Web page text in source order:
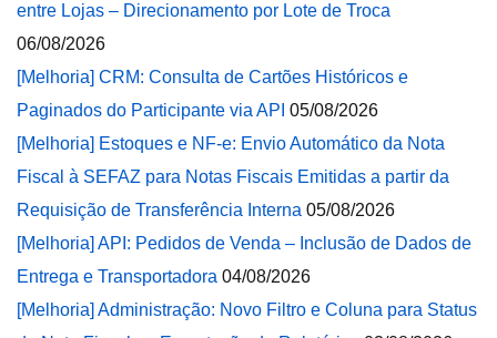
entre Lojas – Direcionamento por Lote de Troca
06/08/2026
[Melhoria] CRM: Consulta de Cartões Históricos e
Paginados do Participante via API 05/08/2026
[Melhoria] Estoques e NF-e: Envio Automático da Nota
Fiscal à SEFAZ para Notas Fiscais Emitidas a partir da
Requisição de Transferência Interna 05/08/2026
[Melhoria] API: Pedidos de Venda – Inclusão de Dados de
Entrega e Transportadora 04/08/2026
[Melhoria] Administração: Novo Filtro e Coluna para Status